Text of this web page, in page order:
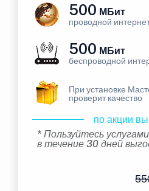
500 МБит
проводной
500 МБит
беспроводной
При установке
проверит качество
по акции
* Пользуйтесь услугами
в течение 30 дней